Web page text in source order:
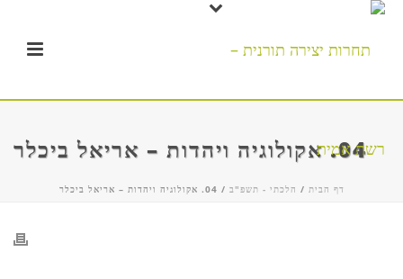
04. אקולוגיה ויהדות – אריאל ביכלר
דף הבית / הלכתי - תשפ"ב / 04. אקולוגיה ויהדות – אריאל ביכלר